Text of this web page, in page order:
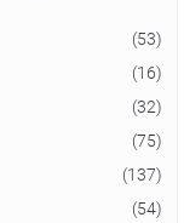
(53)
(16)
(32)
(75)
(137)
(54)